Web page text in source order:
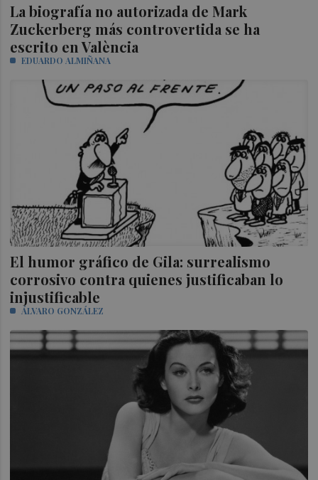
La biografía no autorizada de Mark
Zuckerberg más controvertida se ha
escrito en València
EDUARDO ALMIÑANA
El humor gráfico de Gila: surrealismo
corrosivo contra quienes justificaban lo
injustificable
ÁLVARO GONZÁLEZ